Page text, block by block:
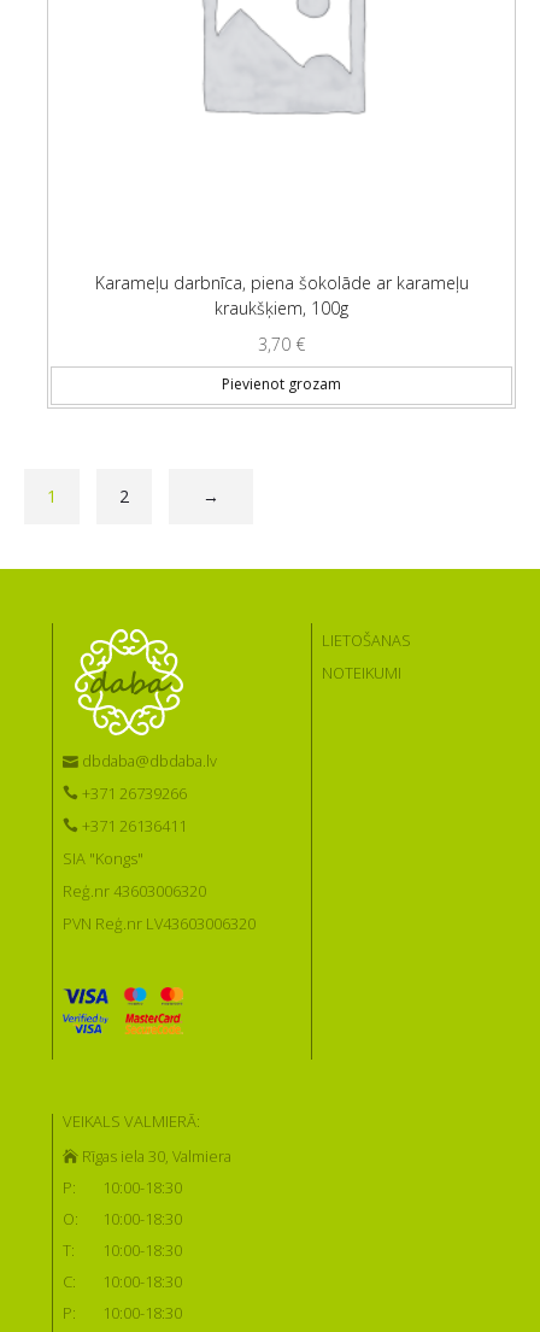
Karameļu darbnīca, piena šokolāde ar karameļu
kraukšķiem, 100g
3,70 €
Pievienot grozam
1 2 →
dbdaba@dbdaba.lv
+371 26739266
+371 26136411
SIA "Kongs"
Reģ.nr 43603006320
PVN Reģ.nr LV43603006320
LIETOŠANAS
NOTEIKUMI
VEIKALS VALMIERĀ:
Rīgas iela 30, Valmiera
P:
10:00-18:30
O:
10:00-18:30
T:
10:00-18:30
C:
10:00-18:30
P:
10:00-18:30